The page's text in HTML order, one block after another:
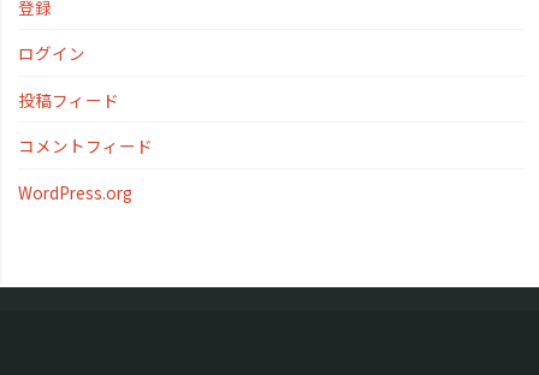
登録
ログイン
投稿フィード
コメントフィード
WordPress.org